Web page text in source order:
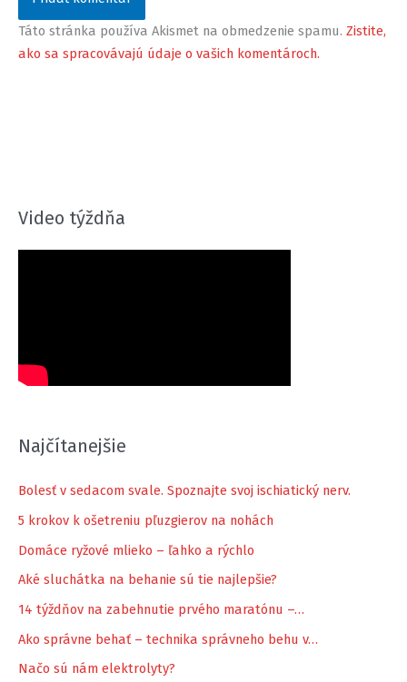
Táto stránka používa Akismet na obmedzenie spamu. Zistite,
ako sa spracovávajú údaje o vašich komentároch.
Video týždňa
Najčítanejšie
Bolesť v sedacom svale. Spoznajte svoj ischiatický nerv.
5 krokov k ošetreniu pľuzgierov na nohách
Domáce ryžové mlieko – ľahko a rýchlo
Aké sluchátka na behanie sú tie najlepšie?
14 týždňov na zabehnutie prvého maratónu –…
Ako správne behať – technika správneho behu v…
Načo sú nám elektrolyty?